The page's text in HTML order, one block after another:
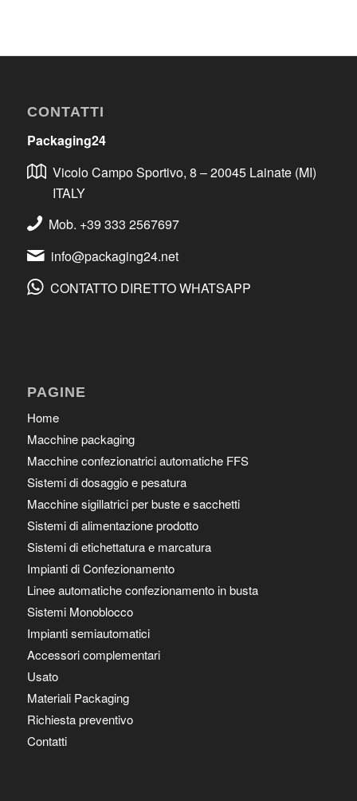
CONTATTI
Packaging24
Vicolo Campo Sportivo, 8 – 20045 Lainate (MI)
ITALY
Mob. +39 333 2567697
info@packaging24.net
CONTATTO DIRETTO WHATSAPP
PAGINE
Home
Macchine packaging
Macchine confezionatrici automatiche FFS
Sistemi di dosaggio e pesatura
Macchine sigillatrici per buste e sacchetti
Sistemi di alimentazione prodotto
Sistemi di etichettatura e marcatura
Impianti di Confezionamento
Linee automatiche confezionamento in busta
Sistemi Monoblocco
Impianti semiautomatici
Accessori complementari
Usato
Materiali Packaging
Richiesta preventivo
Contatti